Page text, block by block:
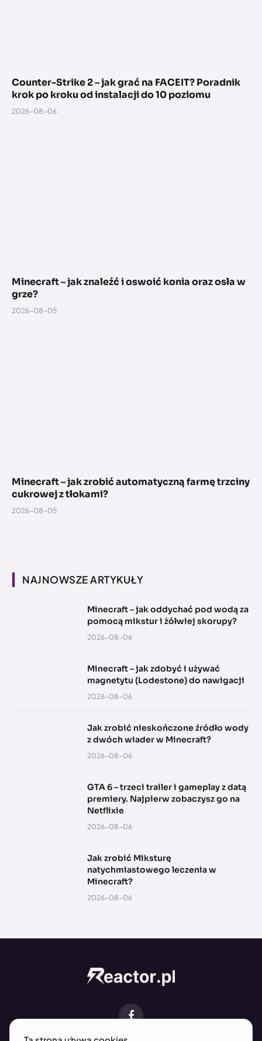
Counter-Strike 2 – jak grać na FACEIT? Poradnik
krok po kroku od instalacji do 10 poziomu
2026-08-06
Minecraft – jak znaleźć i oswoić konia oraz osła w
grze?
2026-08-05
Minecraft – jak zrobić automatyczną farmę trzciny
cukrowej z tłokami?
2026-08-05
NAJNOWSZE ARTYKUŁY
Minecraft – jak oddychać pod wodą za
pomocą mikstur i żółwiej skorupy?
2026-08-06
Minecraft – jak zdobyć i używać
magnetytu (Lodestone) do nawigacji
2026-08-06
Jak zrobić nieskończone źródło wody
z dwóch wiader w Minecraft?
2026-08-06
GTA 6 – trzeci trailer i gameplay z datą
premiery. Najpierw zobaczysz go na
Netflixie
2026-08-06
Jak zrobić Miksturę
natychmiastowego leczenia w
Minecraft?
2026-08-06
Facebook